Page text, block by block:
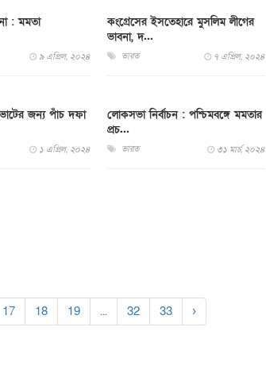
: মমতা
৯ এপ্রিল, ২০২৪
কংগ্রেসের ইসতেহারে মুসলিম লীগের
ভাবনা, দ...
ভারত ৭ এপ্রিল, ২০২৪
জন্য পাঁচ দফা
১ এপ্রিল, ২০২৪
লোকসভা নির্বাচন : পশ্চিমবঙ্গে মমতার
প্রচ...
ভারত ৩১ মার্চ, ২০২৪
17 18 19 ... 32 33 ›